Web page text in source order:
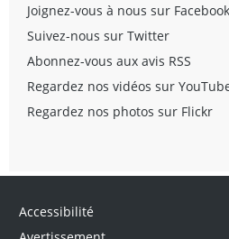
Joignez-vous à nous sur Facebook
Suivez-nous sur Twitter
Abonnez-vous aux avis RSS
Regardez nos vidéos sur
Regardez nos photos sur Flickr
Accessibilité